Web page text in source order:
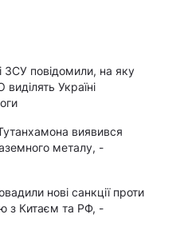
ЗСУ повідомили, на яку
Україні
виявився
металу, -
нові санкції проти
з Китаєм та РФ, -